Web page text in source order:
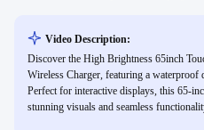
Video Description:
Discover the High Brightness 65inch
Wireless Charger, featuring a waterproof
Perfect for interactive displays, this 65-
stunning visuals and seamless